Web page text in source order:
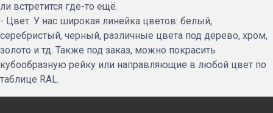
ли встретится где-то ещё.
- Цвет. У нас широкая линейка цветов: белый,
серебристый, черный, различные цвета под дерево, хром,
золото и тд. Также под заказ, можно покрасить
кубообразную рейку или направляющие в любой цвет по
таблице RAL.